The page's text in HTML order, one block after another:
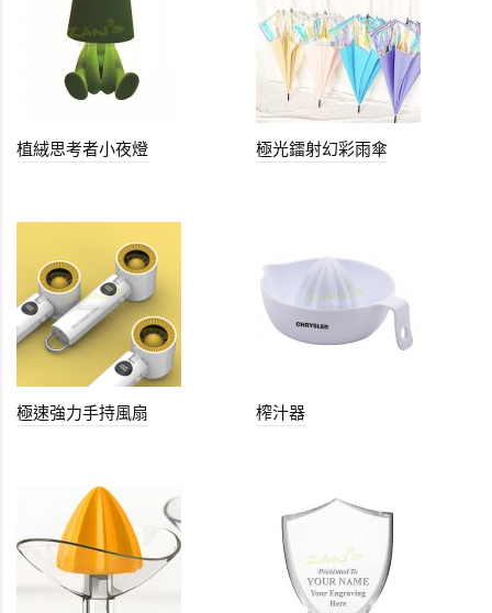
植絨思考者小夜燈 極光鐳射幻彩雨傘
極速強力手持風扇 榨汁器